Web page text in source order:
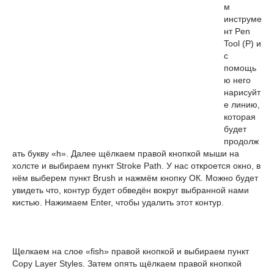
м
инструме
нт Pen
Tool (P) и
с
помощь
ю него
нарисуйт
е линию,
которая
будет
продолж
ать букву «h». Далее щёлкаем правой кнопкой мыши на
холсте и выбираем пункт Stroke Path. У нас откроется окно, в
нём выберем пункт Brush и нажмём кнопку ОК. Можно будет
увидеть что, контур будет обведён вокруг выбранной нами
кистью. Нажимаем Enter, чтобы удалить этот контур.
Щелкаем на слое «fish» правой кнопкой и выбираем пункт
Copy Layer Styles. Затем опять щёлкаем правой кнопкой